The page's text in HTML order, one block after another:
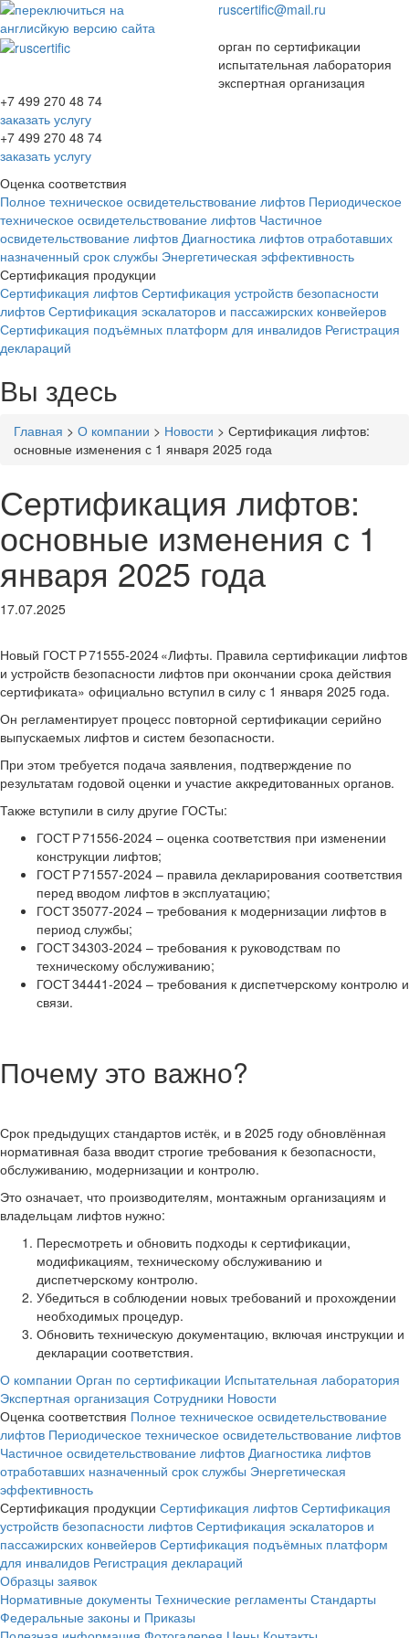
ruscertific@mail.ru
орган по сертификации
испытательная лаборатория
экспертная организация
+7 499 270 48 74
заказать услугу
+7 499 270 48 74
заказать услугу
Оценка соответствия
Полное техническое освидетельствование лифтов Периодическое
техническое освидетельствование лифтов Частичное
освидетельствование лифтов Диагностика лифтов отработавших
назначенный срок службы Энергетическая эффективность
Сертификация продукции
Сертификация лифтов Сертификация устройств безопасности
лифтов Сертификация эскалаторов и пассажирских конвейеров
Сертификация подъёмных платформ для инвалидов Регистрация
деклараций
Вы здесь
Главная > О компании > Новости > Сертификация лифтов:
основные изменения с 1 января 2025 года
Сертификация лифтов:
основные изменения с 1
января 2025 года
17.07.2025
Новый ГОСТ Р 71555‑2024 «Лифты. Правила сертификации лифтов
и устройств безопасности лифтов при окончании срока действия
сертификата» официально вступил в силу с 1 января 2025 года.
Он регламентирует процесс повторной сертификации серийно
выпускаемых лифтов и систем безопасности.
При этом требуется подача заявления, подтверждение по
результатам годовой оценки и участие аккредитованных органов.
Также вступили в силу другие ГОСТы:
ГОСТ Р 71556‑2024 – оценка соответствия при изменении
конструкции лифтов;
ГОСТ Р 71557‑2024 – правила декларирования соответствия
перед вводом лифтов в эксплуатацию;
ГОСТ 35077‑2024 – требования к модернизации лифтов в
период службы;
ГОСТ 34303‑2024 – требования к руководствам по
техническому обслуживанию;
ГОСТ 34441‑2024 – требования к диспетчерскому контролю и
связи.
Почему это важно?
Срок предыдущих стандартов истёк, и в 2025 году обновлённая
нормативная база вводит строгие требования к безопасности,
обслуживанию, модернизации и контролю.
Это означает, что производителям, монтажным организациям и
владельцам лифтов нужно:
Пересмотреть и обновить подходы к сертификации,
модификациям, техническому обслуживанию и
диспетчерскому контролю.
Убедиться в соблюдении новых требований и прохождении
необходимых процедур.
Обновить техническую документацию, включая инструкции и
декларации соответствия.
О компании Орган по сертификации Испытательная лаборатория
Экспертная организация Сотрудники Новости
Оценка соответствия Полное техническое освидетельствование
лифтов Периодическое техническое освидетельствование лифтов
Частичное освидетельствование лифтов Диагностика лифтов
отработавших назначенный срок службы Энергетическая
эффективность
Сертификация продукции Сертификация лифтов Сертификация
устройств безопасности лифтов Сертификация эскалаторов и
пассажирских конвейеров Сертификация подъёмных платформ
для инвалидов Регистрация деклараций
Образцы заявок
Нормативные документы Технические регламенты Стандарты
Федеральные законы и Приказы